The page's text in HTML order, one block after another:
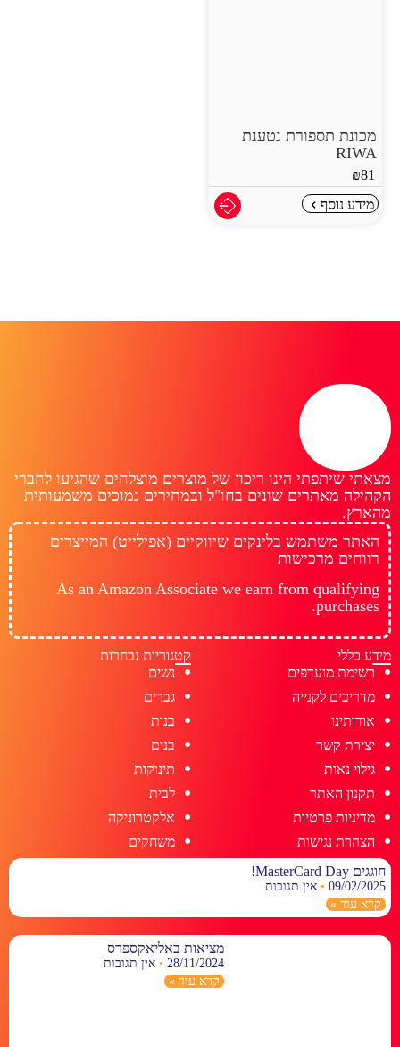
מכונת תספורת נטענת
RIWA
₪81
מידע נוסף
מצאתי שיתפתי הינו ריכוז של מוצרים מוצלחים שהגיעו לחברי
הקהילה מאתרים שונים בחו"ל ובמחירים נמוכים משמעותית
מהארץ.
האתר משתמש בלינקים שיווקיים (אפילייט) המייצרים
רווחים מרכישות
As an Amazon Associate we earn from qualifying
purchases.
מידע כללי
רשימת מועדפים
מדריכים לקנייה
אודותינו
יצירת קשר
גילוי נאות
תקנון האתר
מדיניות פרטיות
הצהרת נגישות
קטגוריות נבחרות
נשים
גברים
בנות
בנים
תינוקות
לבית
אלקטרוניקה
משחקים
חוגגים MasterCard Day!
09/02/2025
אין תגובות
קרא עוד »
מציאות באליאקספרס
28/11/2024
אין תגובות
קרא עוד »